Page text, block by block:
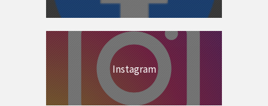
Instagram